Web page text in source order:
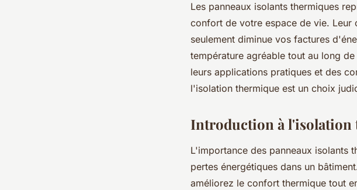
Les panneaux isolants thermiques
confort de votre espace de vie. Leur
seulement diminue vos factures
température agréable tout au long
leurs applications pratiques et des
l'isolation thermique est un choix
Introduction à l'isolation
L'importance des panneaux isolants
pertes énergétiques dans un
améliorez le confort thermique tout